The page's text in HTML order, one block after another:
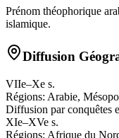
Prénom théophorique
islamique.
Diffusion
VIIe–Xe s.
Régions: Arabie,
Diffusion par conquêtes
XIe–XVe s.
Régions: Afrique du